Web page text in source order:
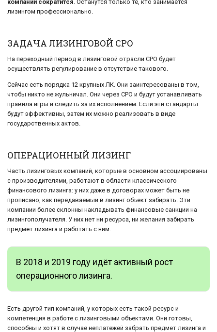
компаний сократится. Останутся только те, кто занимается
лизингом профессионально.
ЗАДАЧА ЛИЗИНГОВОЙ СРО
На переходный период в лизинговой отрасли СРО будет
осуществлять регулирование в отсутствие такового.
Сейчас есть порядка 12 крупных ЛК. Они заинтересованы в том,
чтобы никто не жульничал. Они через СРО и будут устанавливать
правила игры и следить за их исполнением. Если эти стандарты
будут эффективны, затем их можно реализовать в виде
государственных актов.
ОПЕРАЦИОННЫЙ ЛИЗИНГ
Часть лизинговых компаний, которые в основном ассоциированы
с производителями, работают в области классического
финансового лизинга: у них даже в договорах может быть не
прописано, как передаваемый в лизинг объект забирать. Эти
компании более склонны накладывать финансовые санкции на
лизингополучателя. У них нет ни ресурса, ни желания забирать
предмет лизинга и работать с ним.
В 2018 и 2019 году идёт активный рост
операционного лизинга.
Есть другой тип компаний, у которых есть такой ресурс и
компетенция в работе с лизинговыми объектами. Они готовы,
способны и хотят в случае неплатежей забрать предмет лизинга и